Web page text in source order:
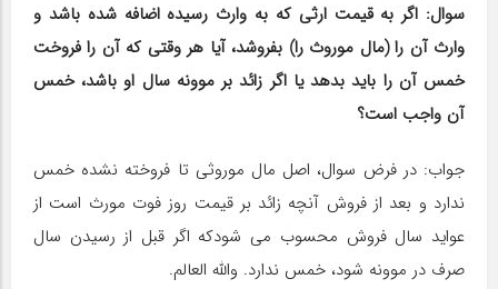
سوال: اگر به قیمت ارثی که به وارث رسیده اضافه شده باشد و
وارث آن را (مال موروث را) بفروشد، آیا هر وقتی که آن را فروخت
خمس آن را باید بدهد یا اگر زائد بر موونه سال او باشد، خمس
آن واجب است؟
جواب: در فرض سوال، اصل مال موروثی تا فروخته نشده خمس
ندارد و بعد از فروش آنچه زائد بر قیمت روز فوت مورث است از
عواید سال فروش محسوب می شودکه اگر قبل از رسیدن سال
صرف در موونه شود، خمس ندارد. والله العالم.